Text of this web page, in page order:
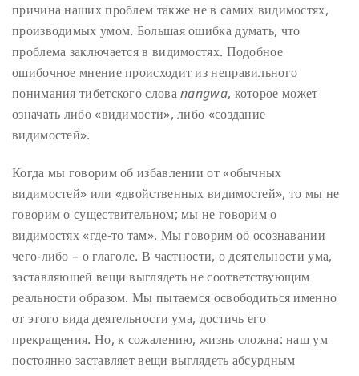
причина наших проблем также не в самих видимостях,
производимых умом. Большая ошибка думать, что
проблема заключается в видимостях. Подобное
ошибочное мнение происходит из неправильного
понимания тибетского словаnangwa, которое может
означать либо «видимости», либо «создание
видимостей».
Когда мы говорим об избавлении от «обычных
видимостей» или «двойственных видимостей», то мы не
говорим о существительном; мы не говорим о
видимостях «где-то там». Мы говорим об осознавании
чего-либо – о глаголе. В частности, о деятельности ума,
заставляющей вещи выглядеть не соответствующим
реальности образом. Мы пытаемся освободиться именно
от этого вида деятельности ума, достичь его
прекращения. Но, к сожалению, жизнь сложна: наш ум
постоянно заставляет вещи выглядеть абсурдным